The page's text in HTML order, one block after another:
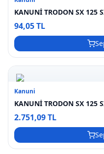
KANUNİ TRODON SX 125
94,05 TL
Kanuni
KANUNİ TRODON SX 125
2.751,09 TL